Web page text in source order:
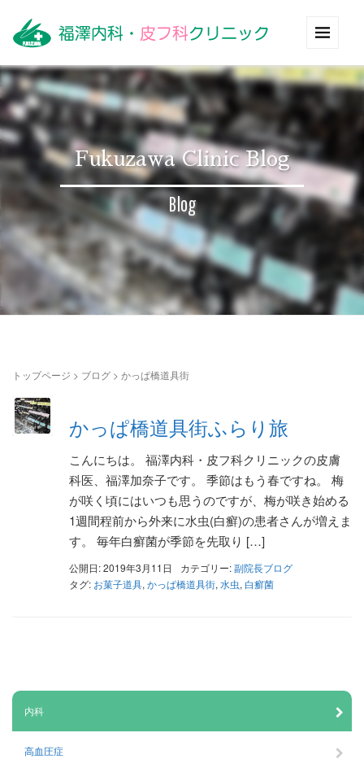
Fukuzawa Clinic Blog
Blog
トップページ > ブログ > かっぱ橋道具街
かっぱ橋道具街ふらり旅
こんにちは。 福澤内科・皮フ科クリニックの皮膚
科医、福澤加奈子です。 季節はもう春ですね。 梅
が咲く頃にはいつも思うのですが、梅が咲き始める
1週間程前から外来に水虫(白癬)の患者さんが増えま
す。 毎年白癬菌が季節を先取り […]
公開日: 2019年3月11日 カテゴリー:副院長ブログ
タグ: お菓子道具, かっぱ橋道具街, 水虫, 白癬菌
内科
高血圧症